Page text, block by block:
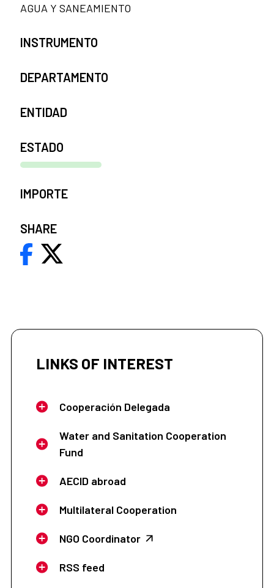
AGUA Y SANEAMIENTO
INSTRUMENTO
DEPARTAMENTO
ENTIDAD
ESTADO
IMPORTE
SHARE
LINKS OF INTEREST
Cooperación Delegada
Water and Sanitation Cooperation
Fund
AECID abroad
Multilateral Cooperation
NGO Coordinator
RSS feed